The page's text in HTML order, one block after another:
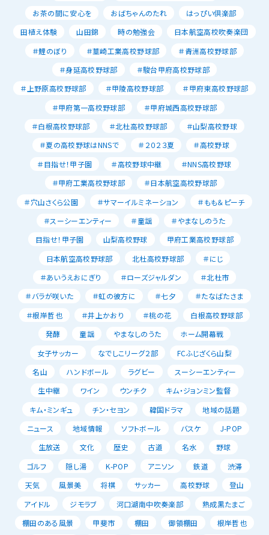
お茶の間に安心を
おばちゃんのたれ
はっぴい倶楽部
田植え体験
山田錦 時の勉強会
日本航空高校吹奏楽団
＃鯉のぼり
＃韮崎工業高校野球部
＃青洲高校野球部
＃身延高校野球部
＃駿台甲府高校野球部
＃上野原高校野球部
＃甲陵高校野球部
＃甲府東高校野球部
＃甲府第一高校野球部
＃甲府城西高校野球部
＃白根高校野球部
＃北杜高校野球部
＃山梨高校野球
＃夏の高校野球はNNSで
＃２０２３夏
＃高校野球
＃目指せ！甲子園
＃高校野球中継
＃NNS高校野球
＃甲府工業高校野球部
＃日本航空高校野球部
＃穴山さくら公園
＃サマーイルミネーション
＃もも＆ピーチ
＃スーシーエンティー
＃童謡
＃やまなしのうた
目指せ！甲子園
山梨高校野球
甲府工業高校野球部
日本航空高校野球部
北杜高校野球部
＃にじ
＃あいうえおにぎり
＃ローズジャルダン
＃北杜市
＃バラが咲いた
＃虹の彼方に ＃七夕
＃たなばたさま
＃根岸哲也
＃井上かおり ＃桃の花
白根高校野球部
発酵
童謡 やまなしのうた
ホーム開幕戦
女子サッカー
なでしこリーグ２部
FCふじざくら山梨
名山
ハンドボール ラグビー
スーシーエンティー
生中継
ワイン ウンチク
キム・ジョンミン監督
キム・ミンギュ
チン・セヨン 韓国ドラマ
地域の話題
ニュース
地域情報 ソフトボール バスケ
J-POP
生放送
文化 歴史 古道 名水
野球
ゴルフ
隠し湯 K-POP アニソン 鉄道
渋滞
天気
風景美 将棋 サッカー 高校野球
登山
アイドル
ジモラブ 河口湖南中吹奏楽部
熟成黒たまご
棚田のある風景
甲斐市 棚田 御領棚田
根岸哲也